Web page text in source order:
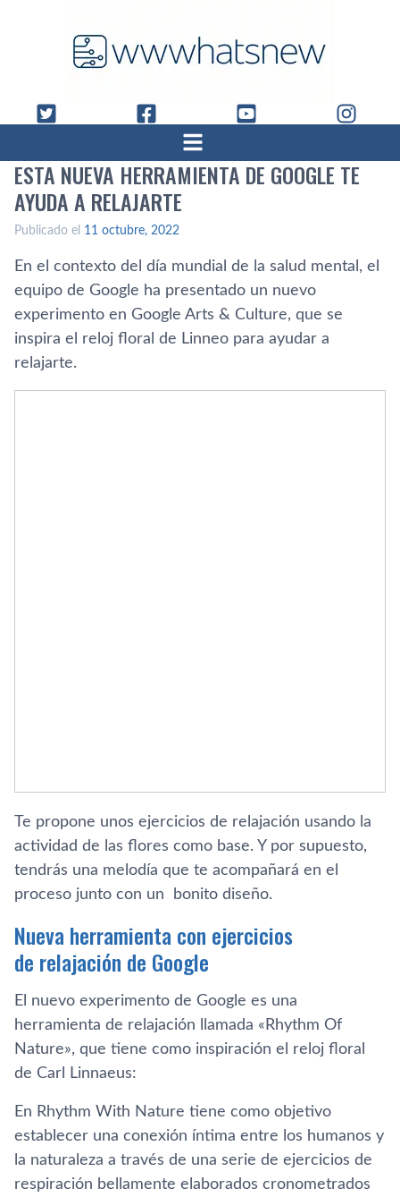
ESTA NUEVA HERRAMIENTA DE GOOGLE TE
AYUDA A RELAJARTE
Publicado el 11 octubre, 2022
En el contexto del día mundial de la salud mental, el
equipo de Google ha presentado un nuevo
experimento en Google Arts & Culture, que se
inspira el reloj floral de Linneo para ayudar a
relajarte.
Te propone unos ejercicios de relajación usando la
actividad de las flores como base. Y por supuesto,
tendrás una melodía que te acompañará en el
proceso junto con un bonito diseño.
Nueva herramienta con ejercicios
de relajación de Google
El nuevo experimento de Google es una
herramienta de relajación llamada «Rhythm Of
Nature», que tiene como inspiración el reloj floral
de Carl Linnaeus:
En Rhythm With Nature tiene como objetivo
establecer una conexión íntima entre los humanos y
la naturaleza a través de una serie de ejercicios de
respiración bellamente elaborados cronometrados